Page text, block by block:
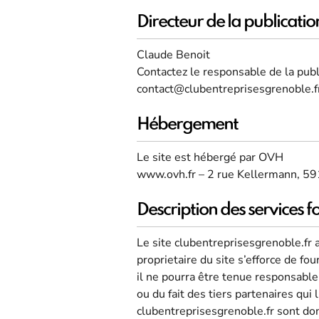
Directeur de la
Claude Benoit
Contactez le responsable de la
Hébergement
Le site est hébergé par OVH
www.ovh.fr – 2 rue Kellermann,
Description des services
Le site clubentreprisesgrenoble.fr
proprietaire du site s’efforce de
il ne pourra être tenue
ou du fait des tiers partenaires
clubentreprisesgrenoble.fr sont